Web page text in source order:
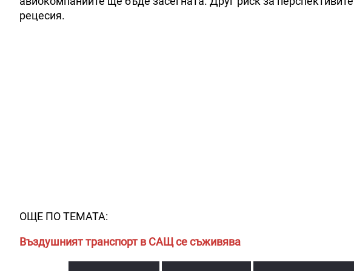
рецесия.
ОЩЕ ПО ТЕМАТА:
Въздушният транспорт в САЩ се съживява